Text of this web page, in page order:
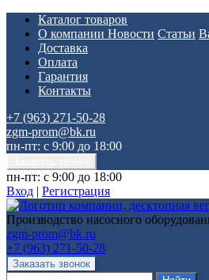
Каталог товаров
О компании Новости Статьи
Доставка
Оплата
Гарантия
Контакты
+7 (963) 271-50-28
zgm-prom@bk.ru
пн-пт: с 9:00 до 18:00
пн-пт: с 9:00 до 18:00
Вход | Регистрация
Производство насосного
zgm-prom@bk.ru
+7 (963) 271-50-28